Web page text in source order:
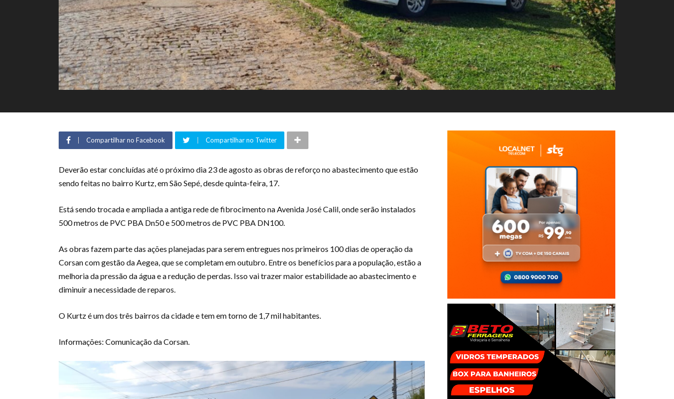
Compartilhar no Facebook Compartilhar no Twitter
Deverão estar concluídas até o próximo dia 23 de agosto as obras de reforço no abastecimento que estão
sendo feitas no bairro Kurtz, em São Sepé, desde quinta-feira, 17.
Está sendo trocada e ampliada a antiga rede de fibrocimento na Avenida José Calil, onde serão instalados
500 metros de PVC PBA Dn50 e 500 metros de PVC PBA DN100.
As obras fazem parte das ações planejadas para serem entregues nos primeiros 100 dias de operação da
Corsan com gestão da Aegea, que se completam em outubro. Entre os benefícios para a população, estão a
melhoria da pressão da água e a redução de perdas. Isso vai trazer maior estabilidade ao abastecimento e
diminuir a necessidade de reparos.
O Kurtz é um dos três bairros da cidade e tem em torno de 1,7 mil habitantes.
Informações: Comunicação da Corsan.